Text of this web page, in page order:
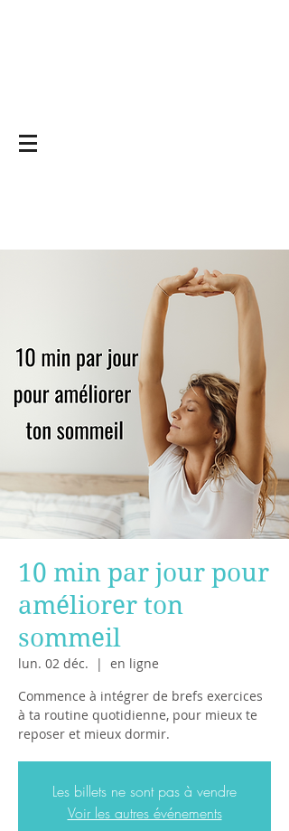
10 min par jour pour
améliorer ton
sommeil
lun. 02 déc.
  |
en ligne
Commence à intégrer de brefs exercices
à ta routine quotidienne, pour mieux te
reposer et mieux dormir.
Les billets ne sont pas à vendre
Voir les autres événements